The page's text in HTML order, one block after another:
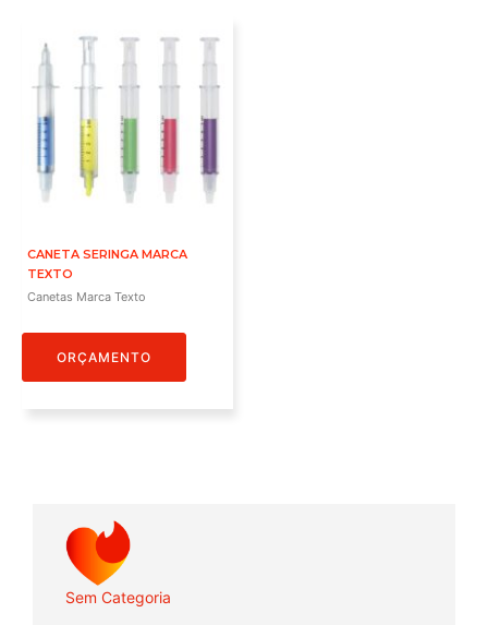
Sem Categoria
CANETA SERINGA MARCA
TEXTO
Canetas Marca Texto
ORÇAMENTO